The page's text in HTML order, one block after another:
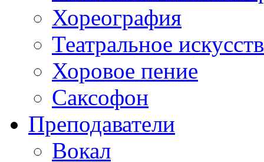
Хореография
Театральное
Хоровое пение
Саксофон
Преподаватели
Вокал